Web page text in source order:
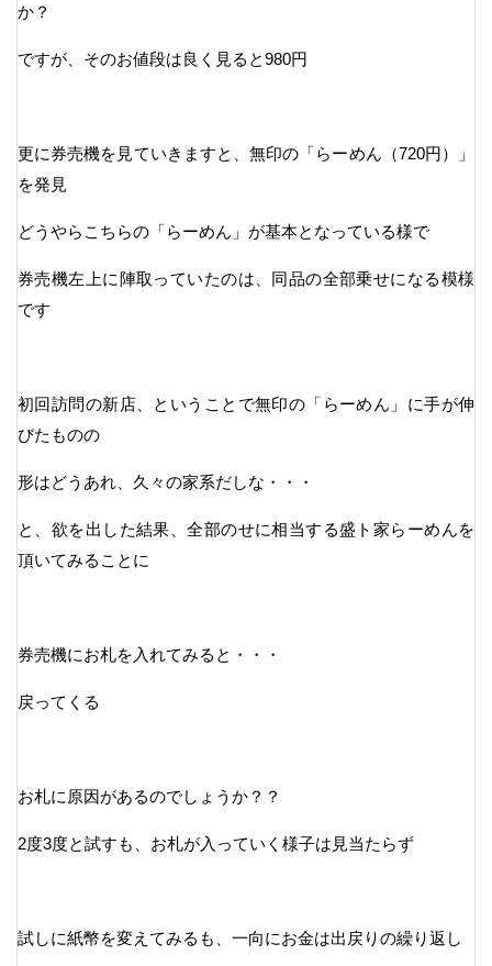
か？
ですが、そのお値段は良く見ると980円
更に券売機を見ていきますと、無印の「らーめん（720円）」
を発見
どうやらこちらの「らーめん」が基本となっている様で
券売機左上に陣取っていたのは、同品の全部乗せになる模様
です
初回訪問の新店、ということで無印の「らーめん」に手が伸
びたものの
形はどうあれ、久々の家系だしな・・・
と、欲を出した結果、全部のせに相当する盛ト家らーめんを
頂いてみることに
券売機にお札を入れてみると・・・
戻ってくる
お札に原因があるのでしょうか？？
2度3度と試すも、お札が入っていく様子は見当たらず
試しに紙幣を変えてみるも、一向にお金は出戻りの繰り返し